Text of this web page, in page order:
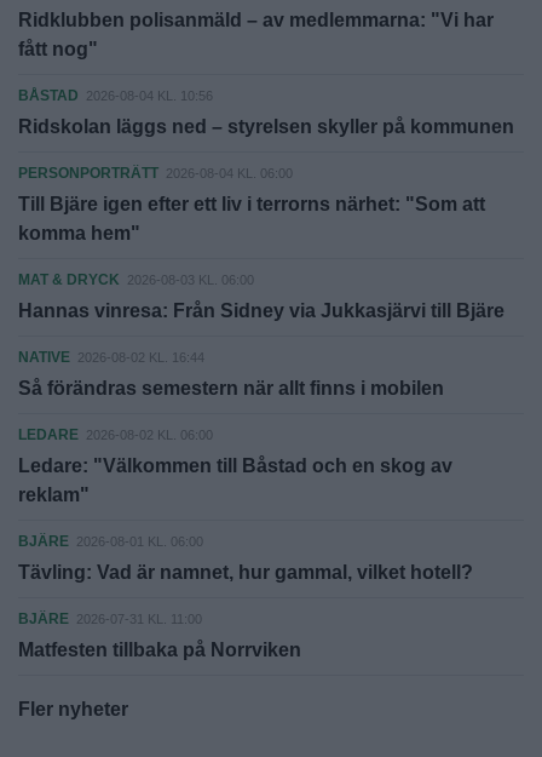
Ridklubben polisanmäld – av medlemmarna: "Vi har
fått nog"
BÅSTAD 2026-08-04 KL. 10:56
Ridskolan läggs ned – styrelsen skyller på kommunen
PERSONPORTRÄTT 2026-08-04 KL. 06:00
Till Bjäre igen efter ett liv i terrorns närhet: "Som att
komma hem"
MAT & DRYCK 2026-08-03 KL. 06:00
Hannas vinresa: Från Sidney via Jukkasjärvi till Bjäre
NATIVE 2026-08-02 KL. 16:44
Så förändras semestern när allt finns i mobilen
LEDARE 2026-08-02 KL. 06:00
Ledare: "Välkommen till Båstad och en skog av
reklam"
BJÄRE 2026-08-01 KL. 06:00
Tävling: Vad är namnet, hur gammal, vilket hotell?
BJÄRE 2026-07-31 KL. 11:00
Matfesten tillbaka på Norrviken
Fler nyheter